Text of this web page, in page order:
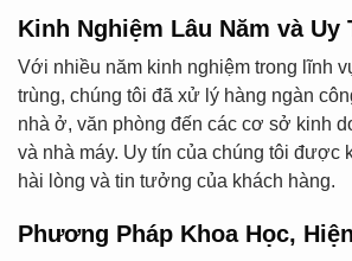
Kinh Nghiệm Lâu Năm và Uy
Với nhiều năm kinh nghiệm trong lĩnh
trùng, chúng tôi đã xử lý hàng ngàn
nhà ở, văn phòng đến các cơ sở kinh
và nhà máy. Uy tín của chúng tôi được
hài lòng và tin tưởng của khách hàng.
Phương Pháp Khoa Học,